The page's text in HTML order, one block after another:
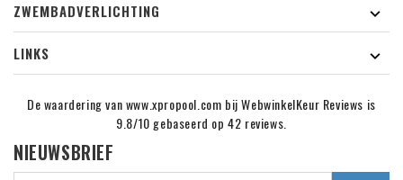
ZWEMBADVERLICHTING

LINKS

De waardering van www.xpropool.com bijWebwinkelKeur Reviews is
9.8/10 gebaseerd op 42 reviews.
NIEUWSBRIEF